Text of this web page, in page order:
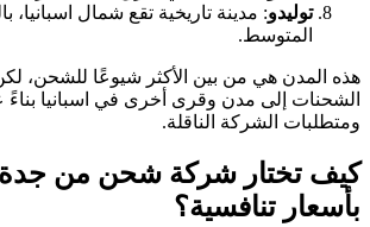
توليدو: مدينة تاريخية تقع شمال اسبانيا،
المتوسط.
هذه المدن هي من بين الأكثر شيوعًا للشحن،
الشحنات إلى مدن وقرى أخرى في اسبانيا بناءً
ومتطلبات الشركة الناقلة.
كيف تختار شركة شحن من جدة
بأسعار تنافسية؟